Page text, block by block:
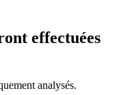
effectuées
analysés.